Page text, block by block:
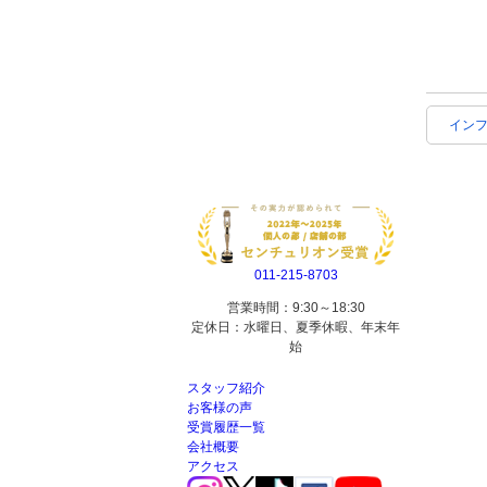
イン
011-215-8703
営業時間：9:30～18:30
定休日：水曜日、夏季休暇、年末年
始
スタッフ紹介
お客様の声
受賞履歴一覧
会社概要
アクセス